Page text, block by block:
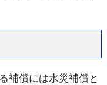
補償には水災補償と